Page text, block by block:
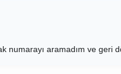
aramadım ve geri